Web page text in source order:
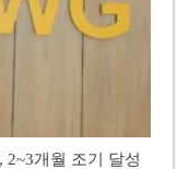
2~3개월 조기 달성